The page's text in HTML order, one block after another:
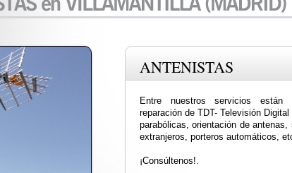
ANTENISTAS
Entre nuestros servicios
reparación de TDT- Televisión
parabólicas, orientación de antenas,
extranjeros, porteros automáticos,
¡Consúltenos!.